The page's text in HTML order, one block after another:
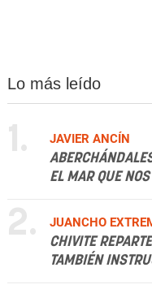
Lo más leído
1.
JAVIER ANCÍN
EL MAR QUE
2.
JUANCHO
CHIVITE
TAMBIÉN